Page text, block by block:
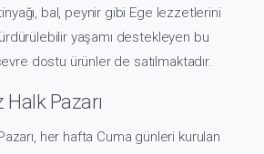
bal, peynir gibi Ege lezzetlerini
yaşamı destekleyen bu
dostu ürünler de satılmaktadır.
Pazarı
her hafta Cuma günleri kurulan